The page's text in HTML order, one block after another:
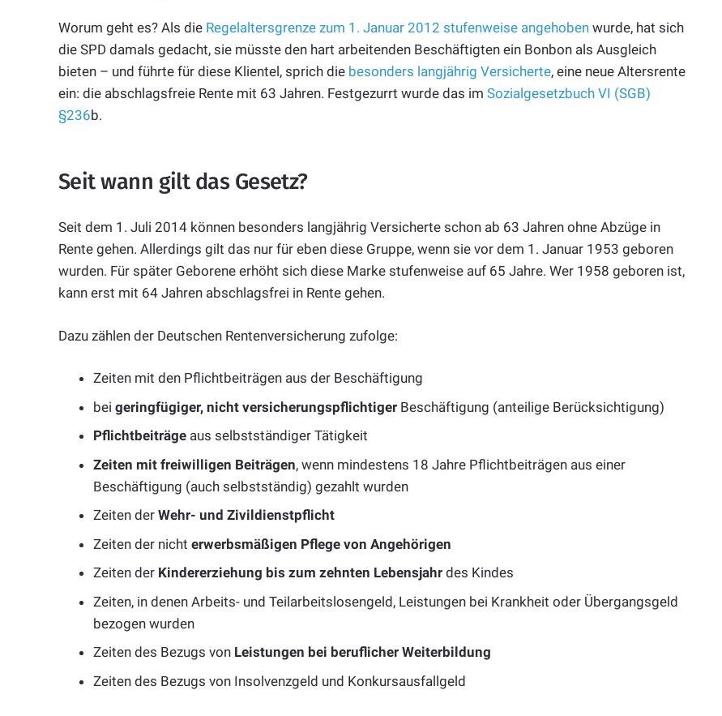
Worum geht es? Als die Regelaltersgrenze zum 1. Januar 2012 stufenweise angehoben wurde, hat sich
die SPD damals gedacht, sie müsste den hart arbeitenden Beschäftigten ein Bonbon als Ausgleich
bieten – und führte für diese Klientel, sprich die besonders langjährig Versicherte, eine neue Altersrente
ein: die abschlagsfreie Rente mit 63 Jahren. Festgezurrt wurde das im Sozialgesetzbuch VI (SGB)
§236b.
Seit wann gilt das Gesetz?
Seit dem 1. Juli 2014 können besonders langjährig Versicherte schon ab 63 Jahren ohne Abzüge in
Rente gehen. Allerdings gilt das nur für eben diese Gruppe, wenn sie vor dem 1. Januar 1953 geboren
wurden. Für später Geborene erhöht sich diese Marke stufenweise auf 65 Jahre. Wer 1958 geboren ist,
kann erst mit 64 Jahren abschlagsfrei in Rente gehen.
Dazu zählen der Deutschen Rentenversicherung zufolge:
Zeiten mit den Pflichtbeiträgen aus der Beschäftigung
bei geringfügiger, nicht versicherungspflichtigerBeschäftigung (anteilige Berücksichtigung)
Pflichtbeiträgeaus selbstständiger Tätigkeit
Zeiten mit freiwilligen Beiträgen, wenn mindestens 18 Jahre Pflichtbeiträgen aus einer
Beschäftigung (auch selbstständig) gezahlt wurden
Zeiten der Wehr- und Zivildienstpflicht
Zeiten der nicht erwerbsmäßigen Pflege von Angehörigen
Zeiten der Kindererziehung bis zum zehnten Lebensjahrdes Kindes
Zeiten, in denen Arbeits- und Teilarbeitslosengeld, Leistungen bei Krankheit oder Übergangsgeld
bezogen wurden
Zeiten des Bezugs von Leistungen bei beruflicher Weiterbildung
Zeiten des Bezugs von Insolvenzgeld und Konkursausfallgeld